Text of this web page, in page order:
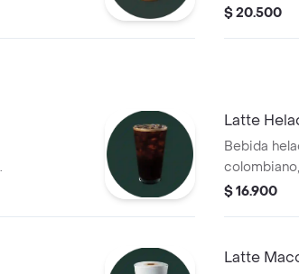
marcada
$ 20.500
Latte
Bebida
de tu
$ 16.900
Latte